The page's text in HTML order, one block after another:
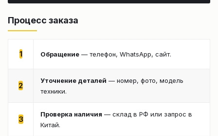
Процесс заказа
1 Обращение — телефон, WhatsApp, сайт.
2
Уточнение деталей — номер, фото, модель
техники.
3
Проверка наличия — склад в РФ или запрос в
Китай.